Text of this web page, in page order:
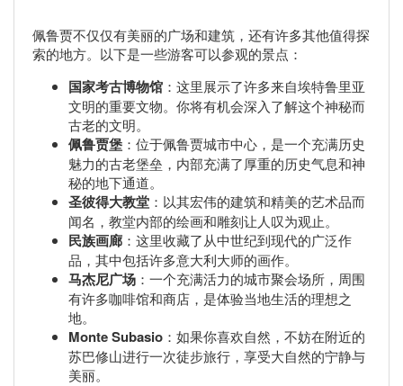
佩鲁贾不仅仅有美丽的广场和建筑，还有许多其他值得探
索的地方。以下是一些游客可以参观的景点：
国家考古博物馆 ：这里展示了许多来自埃特鲁里亚
文明的重要文物。你将有机会深入了解这个神秘而
古老的文明。
佩鲁贾堡 ：位于佩鲁贾城市中心，是一个充满历史
魅力的古老堡垒，内部充满了厚重的历史气息和神
秘的地下通道。
圣彼得大教堂 ：以其宏伟的建筑和精美的艺术品而
闻名，教堂内部的绘画和雕刻让人叹为观止。
民族画廊 ：这里收藏了从中世纪到现代的广泛作
品，其中包括许多意大利大师的画作。
马杰尼广场 ：一个充满活力的城市聚会场所，周围
有许多咖啡馆和商店，是体验当地生活的理想之
地。
Monte Subasio ：如果你喜欢自然，不妨在附近的
苏巴修山进行一次徒步旅行，享受大自然的宁静与
美丽。